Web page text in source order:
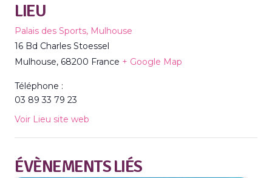
LIEU
Palais des Sports, Mulhouse
16 Bd Charles Stoessel
Mulhouse, 68200 France + Google Map
Téléphone :
03 89 33 79 23
Voir Lieu site web
ÉVÈNEMENTS LIÉS